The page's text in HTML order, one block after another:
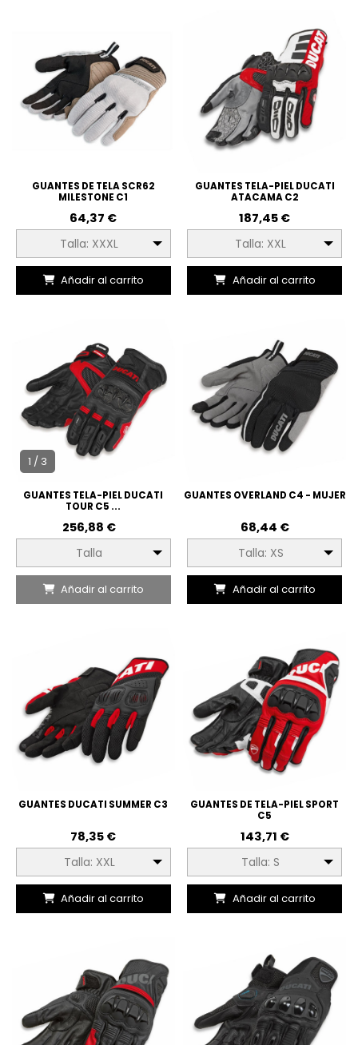
GUANTES DE TELA SCR62
MILESTONE C1
64,37 €
Talla: XXXL
Añadir al carrito
GUANTES TELA-PIEL DUCATI
ATACAMA C2
187,45 €
Talla: XXL
Añadir al carrito
1 / 3
GUANTES TELA-PIEL DUCATI
TOUR C5 ...
256,88 €
Talla
Añadir al carrito
GUANTES OVERLAND C4 - MUJER
68,44 €
Talla: XS
Añadir al carrito
GUANTES DUCATI SUMMER C3
78,35 €
Talla: XXL
Añadir al carrito
GUANTES DE TELA-PIEL SPORT
C5
143,71 €
Talla: S
Añadir al carrito